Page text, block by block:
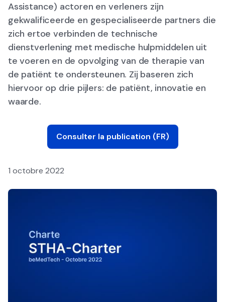
Assistance) actoren en verleners zijn
gekwalificeerde en gespecialiseerde partners die
zich ertoe verbinden de technische
dienstverlening met medische hulpmiddelen uit
te voeren en de opvolging van de therapie van
de patiënt te ondersteunen. Zij baseren zich
hiervoor op drie pijlers: de patiënt, innovatie en
waarde.
Consulter la publication (FR)
1 octobre 2022